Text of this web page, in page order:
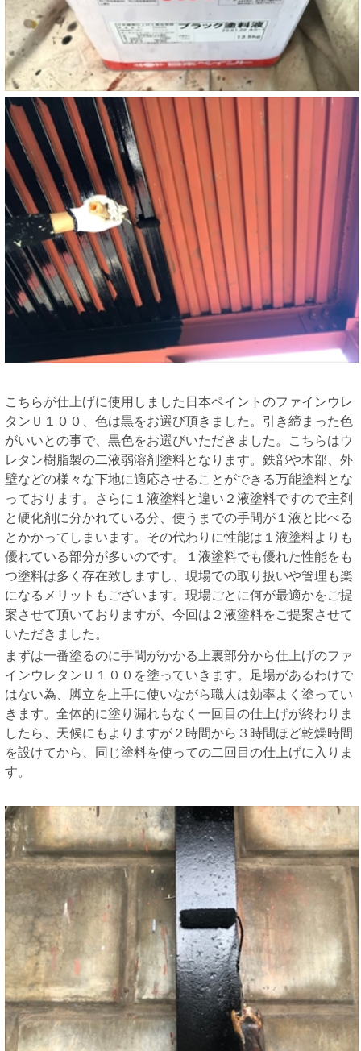
こちらが仕上げに使用しました日本ペイントのファインウレ
タンＵ１００、色は黒をお選び頂きました。引き締まった色
がいいとの事で、黒色をお選びいただきました。こちらはウ
レタン樹脂製の二液弱溶剤塗料となります。鉄部や木部、外
壁などの様々な下地に適応させることができる万能塗料とな
っております。さらに１液塗料と違い２液塗料ですので主剤
と硬化剤に分かれている分、使うまでの手間が１液と比べる
とかかってしまいます。その代わりに性能は１液塗料よりも
優れている部分が多いのです。１液塗料でも優れた性能をも
つ塗料は多く存在致しますし、現場での取り扱いや管理も楽
になるメリットもございます。現場ごとに何が最適かをご提
案させて頂いておりますが、今回は２液塗料をご提案させて
いただきました。
まずは一番塗るのに手間がかかる上裏部分から仕上げのファ
インウレタンＵ１００を塗っていきます。足場があるわけで
はない為、脚立を上手に使いながら職人は効率よく塗ってい
きます。全体的に塗り漏れもなく一回目の仕上げが終わりま
したら、天候にもよりますが２時間から３時間ほど乾燥時間
を設けてから、同じ塗料を使っての二回目の仕上げに入りま
す。